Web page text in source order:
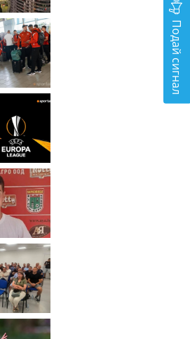
Подай сигнал